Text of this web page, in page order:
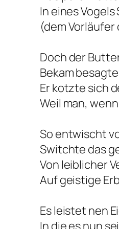
In eines Vogels
(dem Vorläufer
Doch der
Bekam
Er kotzte sich
Weil man,
So entwischt
Switchte das
Von leiblicher
Auf geistige
Es leistet nen
In die es nun